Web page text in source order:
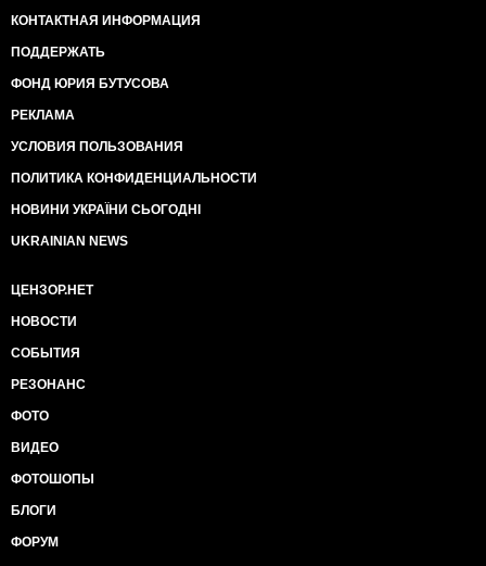
КОНТАКТНАЯ ИНФОРМАЦИЯ
ПОДДЕРЖАТЬ
ФОНД ЮРИЯ БУТУСОВА
РЕКЛАМА
УСЛОВИЯ ПОЛЬЗОВАНИЯ
ПОЛИТИКА КОНФИДЕНЦИАЛЬНОСТИ
НОВИНИ УКРАЇНИ СЬОГОДНІ
UKRAINIAN NEWS
ЦЕНЗОР.НЕТ
НОВОСТИ
СОБЫТИЯ
РЕЗОНАНС
ФОТО
ВИДЕО
ФОТОШОПЫ
БЛОГИ
ФОРУМ